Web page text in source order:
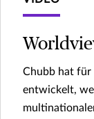
Chubb hat für
entwickelt,